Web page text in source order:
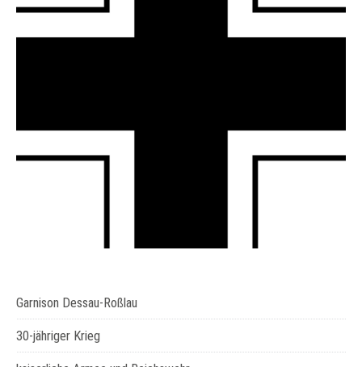
Garnison Dessau-Roßlau
30-jähriger Krieg